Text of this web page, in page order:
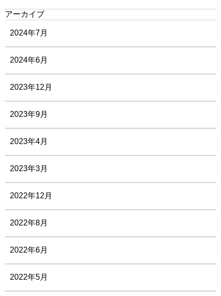
アーカイブ
2024年7月
2024年6月
2023年12月
2023年9月
2023年4月
2023年3月
2022年12月
2022年8月
2022年6月
2022年5月